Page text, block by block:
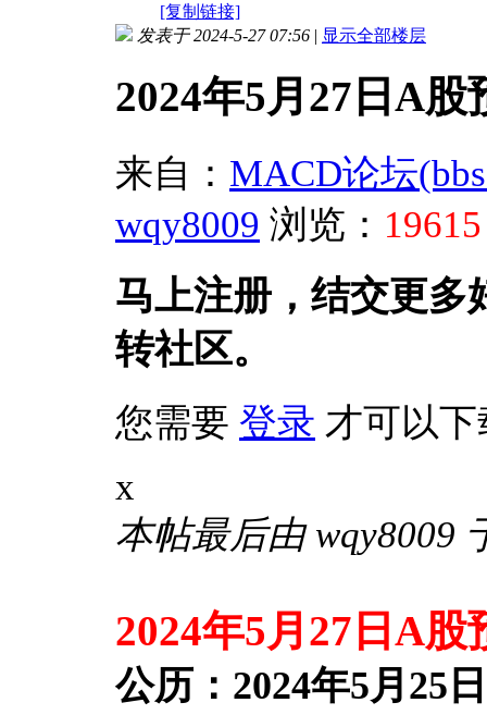
[复制链接]
发表于 2024-5-27 07:56 | 显示全部楼层
2024年5月27日A股
来自： MACD论坛
wqy8009 浏览： 19615
马上注册，结交更多
转社区。
您需要 登录 才可以
x
本帖最后由 wqy8009
2024年5月27日A股
公历：2024年5月25